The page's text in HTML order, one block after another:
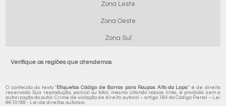
Zona Leste
Zona Oeste
Zona Sul
Verifique as regiões que atendemos
O conteúdo do texto "Etiquetas Código de Barras para Roupas Alto da Lapa" é de direito
reservado. Sua reprodução, parcial ou total, mesmo citando nossos links, é proibida sem a
autorização do autor. Crime de violação de direito autoral – artigo 184 do Código Penal – Lei
9610/98 - Lei de direitos autorais.